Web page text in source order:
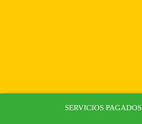
SERVICIOS PAGADOS